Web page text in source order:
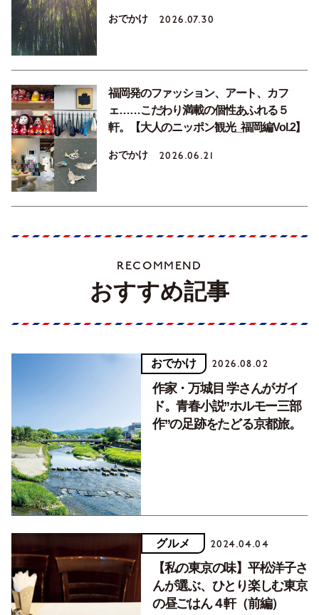
おでかけ 2026.07.30
福岡発のファッション、アート、カフ
ェ……こだわり満載の個性あふれる５
軒。【大人のニッポン観光_福岡編Vol.2】
おでかけ 2026.06.21
RECOMMEND
おすすめ記事
おでかけ 2026.08.02
作家・万城目 学さんがガイ
ド。青春小説”ホルモー三部
作”の足跡をたどる京都旅。
グルメ 2024.04.04
【私の東京の味】平松洋子さ
んが選ぶ、ひとり楽しむ東京
の昼ごはん４軒（前編）